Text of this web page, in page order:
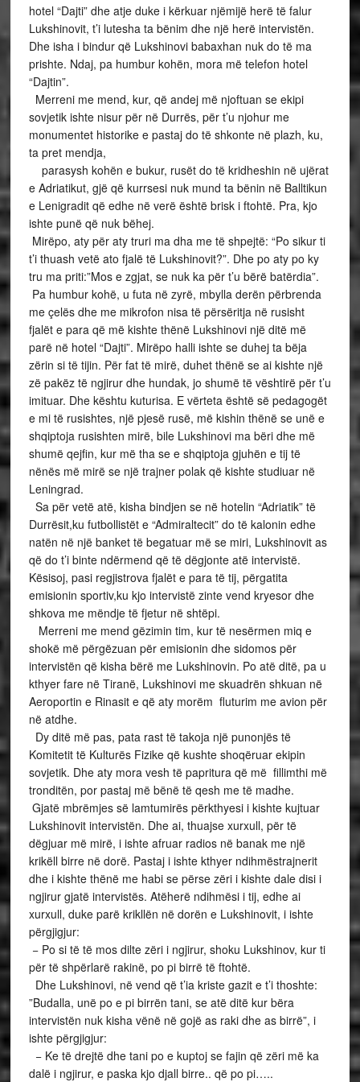
hotel “Dajti” dhe atje duke i kërkuar njëmijë herë të falur
Lukshinovit, t’i lutesha ta bënim dhe një herë intervistën.
Dhe isha i bindur që Lukshinovi babaxhan nuk do të ma
prishte. Ndaj, pa humbur kohën, mora më telefon hotel
“Dajtin”.
Merreni me mend, kur, që andej më njoftuan se ekipi
sovjetik ishte nisur për në Durrës, për t’u njohur me
monumentet historike e pastaj do të shkonte në plazh, ku,
ta pret mendja,
parasysh kohën e bukur, rusët do të kridheshin në ujërat
e Adriatikut, gjë që kurrsesi nuk mund ta bënin në Balltikun
e Lenigradit që edhe në verë është brisk i ftohtë. Pra, kjo
ishte punë që nuk bëhej.
Mirëpo, aty për aty truri ma dha me të shpejtë: “Po sikur ti
t’i thuash vetë ato fjalë të Lukshinovit?”. Dhe po aty po ky
tru ma priti:”Mos e zgjat, se nuk ka për t’u bërë batërdia”.
Pa humbur kohë, u futa në zyrë, mbylla derën përbrenda
me çelës dhe me mikrofon nisa të përsëritja në rusisht
fjalët e para që më kishte thënë Lukshinovi një ditë më
parë në hotel “Dajti”. Mirëpo halli ishte se duhej ta bëja
zërin si të tijin. Për fat të mirë, duhet thënë se ai kishte një
zë pakëz të ngjirur dhe hundak, jo shumë të vështirë për t’u
imituar. Dhe kështu kuturisa. E vërteta është së pedagogët
e mi të rusishtes, një pjesë rusë, më kishin thënë se unë e
shqiptoja rusishten mirë, bile Lukshinovi ma bëri dhe më
shumë qejfin, kur më tha se e shqiptoja gjuhën e tij të
nënës më mirë se një trajner polak që kishte studiuar në
Leningrad.
Sa për vetë atë, kisha bindjen se në hotelin “Adriatik” të
Durrësit,ku futbollistët e “Admiraltecit” do të kalonin edhe
natën në një banket të begatuar më se miri, Lukshinovit as
që do t’i binte ndërmend që të dëgjonte atë intervistë.
Kësisoj, pasi regjistrova fjalët e para të tij, përgatita
emisionin sportiv,ku kjo intervistë zinte vend kryesor dhe
shkova me mëndje të fjetur në shtëpi.
Merreni me mend gëzimin tim, kur të nesërmen miq e
shokë më përgëzuan për emisionin dhe sidomos për
intervistën që kisha bërë me Lukshinovin. Po atë ditë, pa u
kthyer fare në Tiranë, Lukshinovi me skuadrën shkuan në
Aeroportin e Rinasit e që aty morëm fluturim me avion për
në atdhe.
Dy ditë më pas, pata rast të takoja një punonjës të
Komitetit të Kulturës Fizike që kushte shoqëruar ekipin
sovjetik. Dhe aty mora vesh të papritura që më fillimthi më
tronditën, por pastaj më bënë të qesh me të madhe.
Gjatë mbrëmjes së lamtumirës përkthyesi i kishte kujtuar
Lukshinovit intervistën. Dhe ai, thuajse xurxull, për të
dëgjuar më mirë, i ishte afruar radios në banak me një
krikëll birre në dorë. Pastaj i ishte kthyer ndihmëstrajnerit
dhe i kishte thënë me habi se përse zëri i kishte dale disi i
ngjirur gjatë intervistës. Atëherë ndihmësi i tij, edhe ai
xurxull, duke parë krikllën në dorën e Lukshinovit, i ishte
përgjigjur:
− Po si të të mos dilte zëri i ngjirur, shoku Lukshinov, kur ti
për të shpërlarë rakinë, po pi birrë të ftohtë.
Dhe Lukshinovi, në vend që t’ia kriste gazit e t’i thoshte:
”Budalla, unë po e pi birrën tani, se atë ditë kur bëra
intervistën nuk kisha vënë në gojë as raki dhe as birrë”, i
ishte përgjigjur:
− Ke të drejtë dhe tani po e kuptoj se fajin që zëri më ka
dalë i ngjirur, e paska kjo djall birre.. që po pi…..